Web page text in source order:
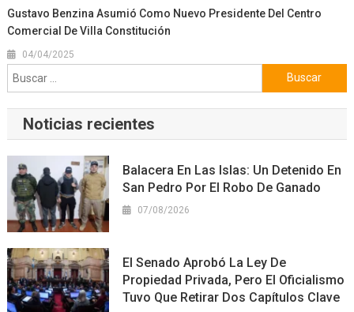
Gustavo Benzina Asumió Como Nuevo Presidente Del Centro
Comercial De Villa Constitución
04/04/2025
Buscar:
Noticias recientes
Balacera En Las Islas: Un Detenido En
San Pedro Por El Robo De Ganado
07/08/2026
El Senado Aprobó La Ley De
Propiedad Privada, Pero El Oficialismo
Tuvo Que Retirar Dos Capítulos Clave